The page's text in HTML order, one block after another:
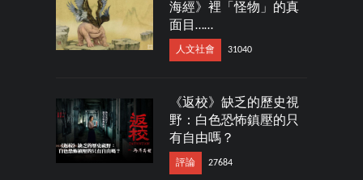
海經》裡「怪物」的真
面目……
人文社會 31040
《返校》缺乏的歷史視
野：白色恐怖鎮壓的只
有自由嗎？
評論 27684